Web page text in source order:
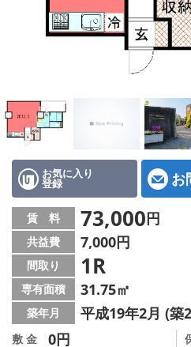
ペット相談OKの賃貸！
ハウスメーカー施工特集！
路線·駅から探す
IT重説について
スタッフ紹介
賃貸管理の北白川店
店舗情報·アクセス
会社概要
お気に入り
登録 お
賃 料 73,000円
共益費 7,000円
間取り 1R
専有面積 31.75㎡
築年月 平成19年2月 (築
敷 金 0円